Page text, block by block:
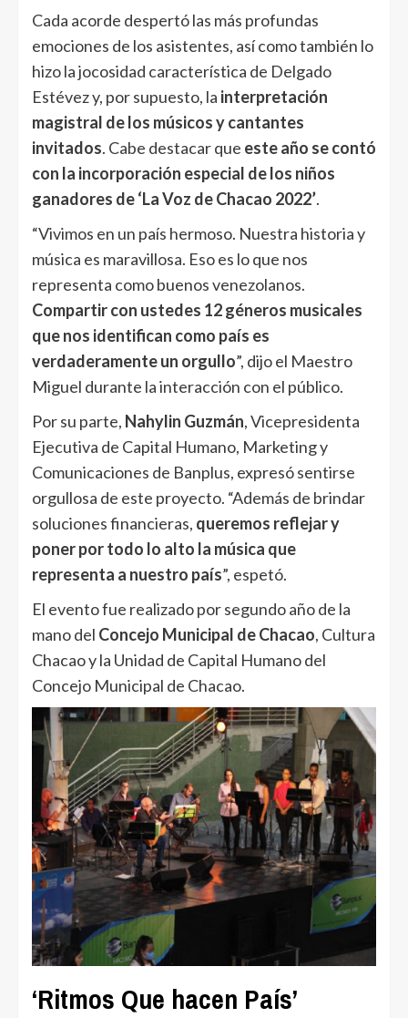
Cada acorde despertó las más profundas
emociones de los asistentes, así como también lo
hizo la jocosidad característica de Delgado
Estévez y, por supuesto, la interpretación
magistral de los músicos y cantantes
invitados. Cabe destacar que este año se contó
con la incorporación especial de los niños
ganadores de ‘La Voz de Chacao 2022’.
“Vivimos en un país hermoso. Nuestra historia y
música es maravillosa. Eso es lo que nos
representa como buenos venezolanos.
Compartir con ustedes 12 géneros musicales
que nos identifican como país es
verdaderamente un orgullo”, dijo el Maestro
Miguel durante la interacción con el público.
Por su parte, Nahylin Guzmán, Vicepresidenta
Ejecutiva de Capital Humano, Marketing y
Comunicaciones de Banplus, expresó sentirse
orgullosa de este proyecto. “Además de brindar
soluciones financieras, queremos reflejar y
poner por todo lo alto la música que
representa a nuestro país”, espetó.
El evento fue realizado por segundo año de la
mano del Concejo Municipal de Chacao, Cultura
Chacao y la Unidad de Capital Humano del
Concejo Municipal de Chacao.
‘Ritmos Que hacen País’